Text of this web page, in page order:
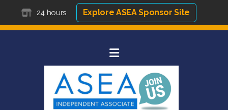
24 hours Explore ASEA Sponsor Site